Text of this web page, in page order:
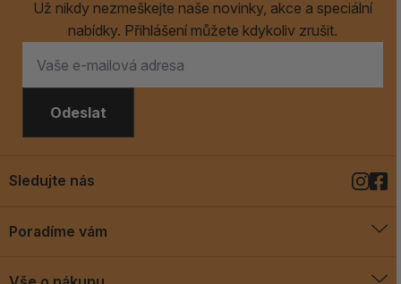
Už nikdy nezmeškejte naše novinky, akce a speciální
nabídky. Přihlášení můžete kdykoliv zrušit.
Odeslat
Poradíme vám
Sledujte nás